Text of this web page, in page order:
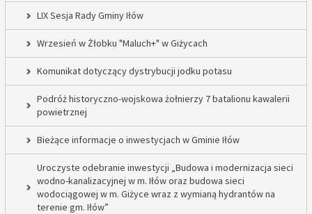
LIX Sesja Rady Gminy Iłów
Wrzesień w Żłobku "Maluch+" w Giżycach
Komunikat dotyczący dystrybucji jodku potasu
Podróż historyczno-wojskowa żołnierzy 7 batalionu kawalerii
powietrznej
Bieżące informacje o inwestycjach w Gminie Iłów
Uroczyste odebranie inwestycji „Budowa i modernizacja sieci
wodno-kanalizacyjnej w m. Iłów oraz budowa sieci
wodociągowej w m. Giżyce wraz z wymianą hydrantów na
terenie gm. Iłów”